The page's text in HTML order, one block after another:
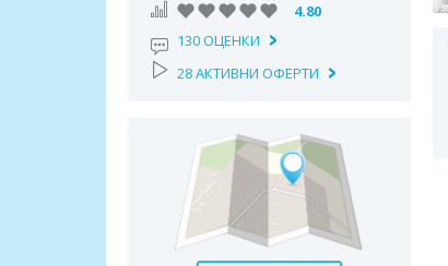
4.80
130 ОЦЕНКИ
28 АКТИВНИ ОФЕРТИ